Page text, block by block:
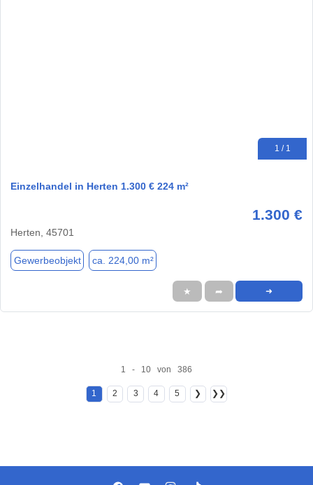
1 / 1
Einzelhandel in Herten 1.300 € 224 m²
1.300 €
Herten, 45701
Gewerbeobjekt ca. 224,00 m²
★ ➦ ➜
1 - 10 von 386
1 2 3 4 5 ❯ ❯❯